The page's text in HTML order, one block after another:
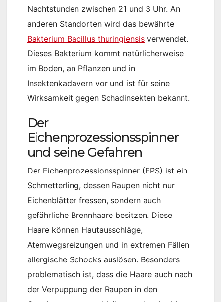
Nachtstunden zwischen 21 und 3 Uhr. An
anderen Standorten wird das bewährte
Bakterium Bacillus thuringiensis verwendet.
Dieses Bakterium kommt natürlicherweise
im Boden, an Pflanzen und in
Insektenkadavern vor und ist für seine
Wirksamkeit gegen Schadinsekten bekannt.
Der
Eichenprozessionsspinner
und seine Gefahren
Der Eichenprozessionsspinner (EPS) ist ein
Schmetterling, dessen Raupen nicht nur
Eichenblätter fressen, sondern auch
gefährliche Brennhaare besitzen. Diese
Haare können Hautausschläge,
Atemwegsreizungen und in extremen Fällen
allergische Schocks auslösen. Besonders
problematisch ist, dass die Haare auch nach
der Verpuppung der Raupen in den